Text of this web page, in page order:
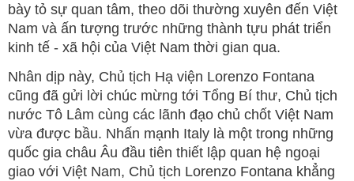
bày tỏ sự quan tâm, theo dõi thường xuyên đến Việt
Nam và ấn tượng trước những thành tựu phát triển
kinh tế - xã hội của Việt Nam thời gian qua.
Nhân dịp này, Chủ tịch Hạ viện Lorenzo Fontana
cũng đã gửi lời chúc mừng tới Tổng Bí thư, Chủ tịch
nước Tô Lâm cùng các lãnh đạo chủ chốt Việt Nam
vừa được bầu. Nhấn mạnh Italy là một trong những
quốc gia châu Âu đầu tiên thiết lập quan hệ ngoại
giao với Việt Nam, Chủ tịch Lorenzo Fontana khẳng